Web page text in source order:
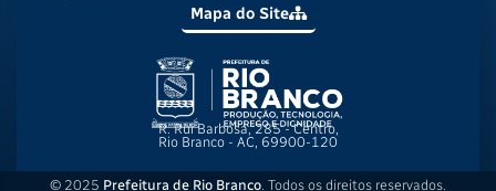
Mapa do Site
R. Rui Barbosa, 285 - Centro,
Rio Branco - AC, 69900-120
© 2025 Prefeitura de Rio Branco . Todos os direitos reservados.